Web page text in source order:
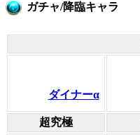
ガチャ/降臨キャラ
ダイナーα
超究極